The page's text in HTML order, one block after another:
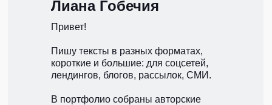
Лиана Гобечия
Привет!
Пишу тексты в разных форматах,
короткие и большие: для соцсетей,
лендингов, блогов, рассылок, СМИ.
В портфолио собраны авторские